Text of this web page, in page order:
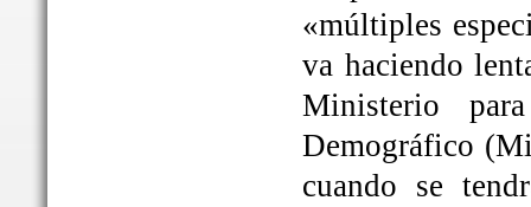
«múltiples
va haciendo
Ministerio
Demográfico
cuando se